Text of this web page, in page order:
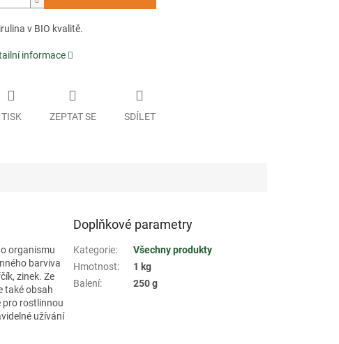
v BIO kvalitě.
informace
TISK ZEPTAT SE SDÍLET
organismu
barviva
zinek. Ze
také obsah
pro rostlinnou
užívání
Doplňkové parametry
Kategorie:
Všechny produkty
Hmotnost:
1 kg
Balení: 250 g